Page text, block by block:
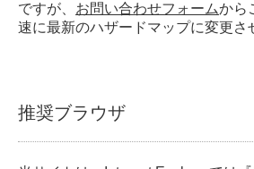
ですが、 お問い合わせフォームから
速に最新のハザードマップに変更さ
推奨ブラウザ